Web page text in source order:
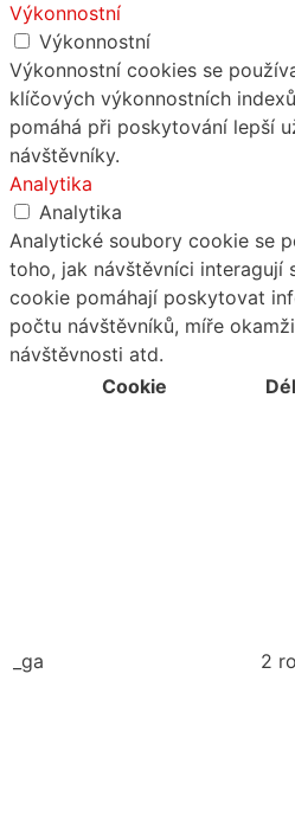
Výkonnostní
Výkonnostní
Výkonnostní cookies se
klíčových výkonnostních
pomáhá při poskytování lepší
návštěvníky.
Analytika
Analytika
Analytické soubory cookie se
toho, jak návštěvníci interagují
cookie pomáhají poskytovat
počtu návštěvníků, míře
návštěvnosti atd.
Cookie
_ga 2